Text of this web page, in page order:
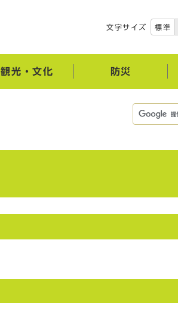
文字サイズ 標準
観光・文化 防災